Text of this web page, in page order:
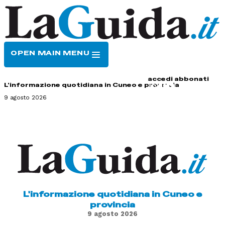
OPEN MAIN MENU
accedi abbonati
L'informazione quotidiana in Cuneo e provincia
9 agosto 2026
L'informazione quotidiana in Cuneo e
provincia
9 agosto 2026